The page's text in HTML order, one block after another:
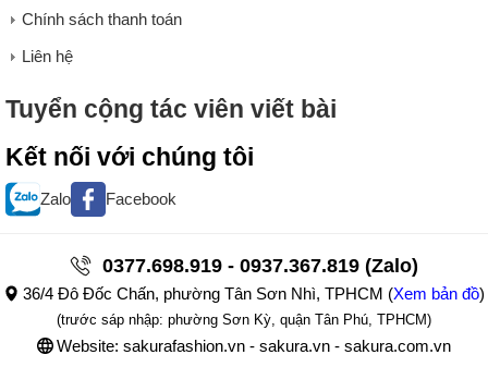
Chính sách thanh toán
Liên hệ
Tuyển cộng tác viên viết bài
Kết nối với chúng tôi
Zalo Facebook
0377.698.919 - 0937.367.819 (Zalo)
36/4 Đô Đốc Chấn, phường Tân Sơn Nhì, TPHCM (Xem bản đồ)
(trước sáp nhập: phường Sơn Kỳ, quận Tân Phú, TPHCM)
Website: sakurafashion.vn - sakura.vn - sakura.com.vn